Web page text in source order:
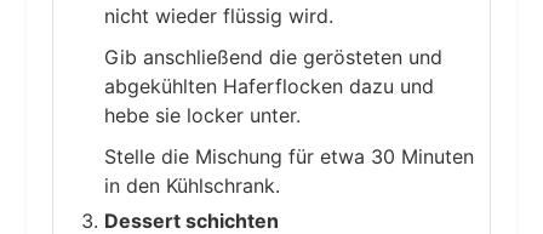
nicht wieder flüssig wird.
Gib anschließend die gerösteten und
abgekühlten Haferflocken dazu und
hebe sie locker unter.
Stelle die Mischung für etwa 30 Minuten
in den Kühlschrank.
Dessert schichten